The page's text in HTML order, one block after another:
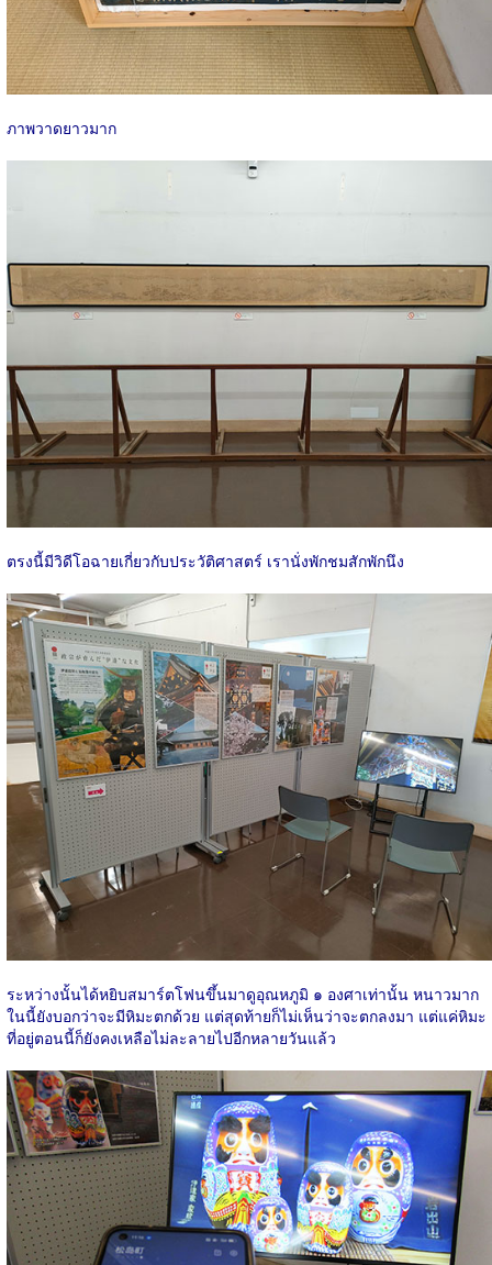
ภาพวาดยาวมาก
ตรงนี้มีวิดีโอฉายเกี่ยวกับประวัติศาสตร์ เรานั่งพักชมสักพักนึง
ระหว่างนั้นได้หยิบสมาร์ตโฟนขึ้นมาดูอุณหภูมิ ๑ องศาเท่านั้น หนาวมาก
ในนี้ยังบอกว่าจะมีหิมะตกด้วย แต่สุดท้ายก็ไม่เห็นว่าจะตกลงมา แต่แค่หิมะ
ที่อยู่ตอนนี้ก็ยังคงเหลือไม่ละลายไปอีกหลายวันแล้ว